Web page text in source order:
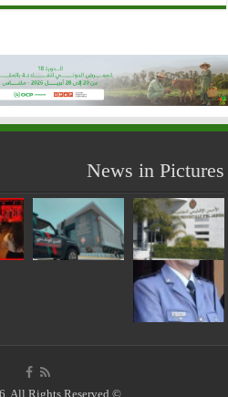
News in Pictures
© Copyright 2026, All Rights Reserved